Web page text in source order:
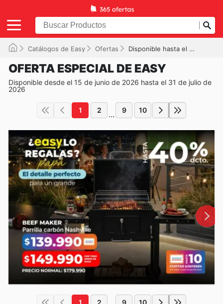
Catálogos de Easy Ofertas Disponible hasta el 31-07-2026
OFERTA ESPECIAL DE EASY
Disponible desde el 15 de junio de 2026 hasta el 31 de julio de
2026
1 2 ... 9 10